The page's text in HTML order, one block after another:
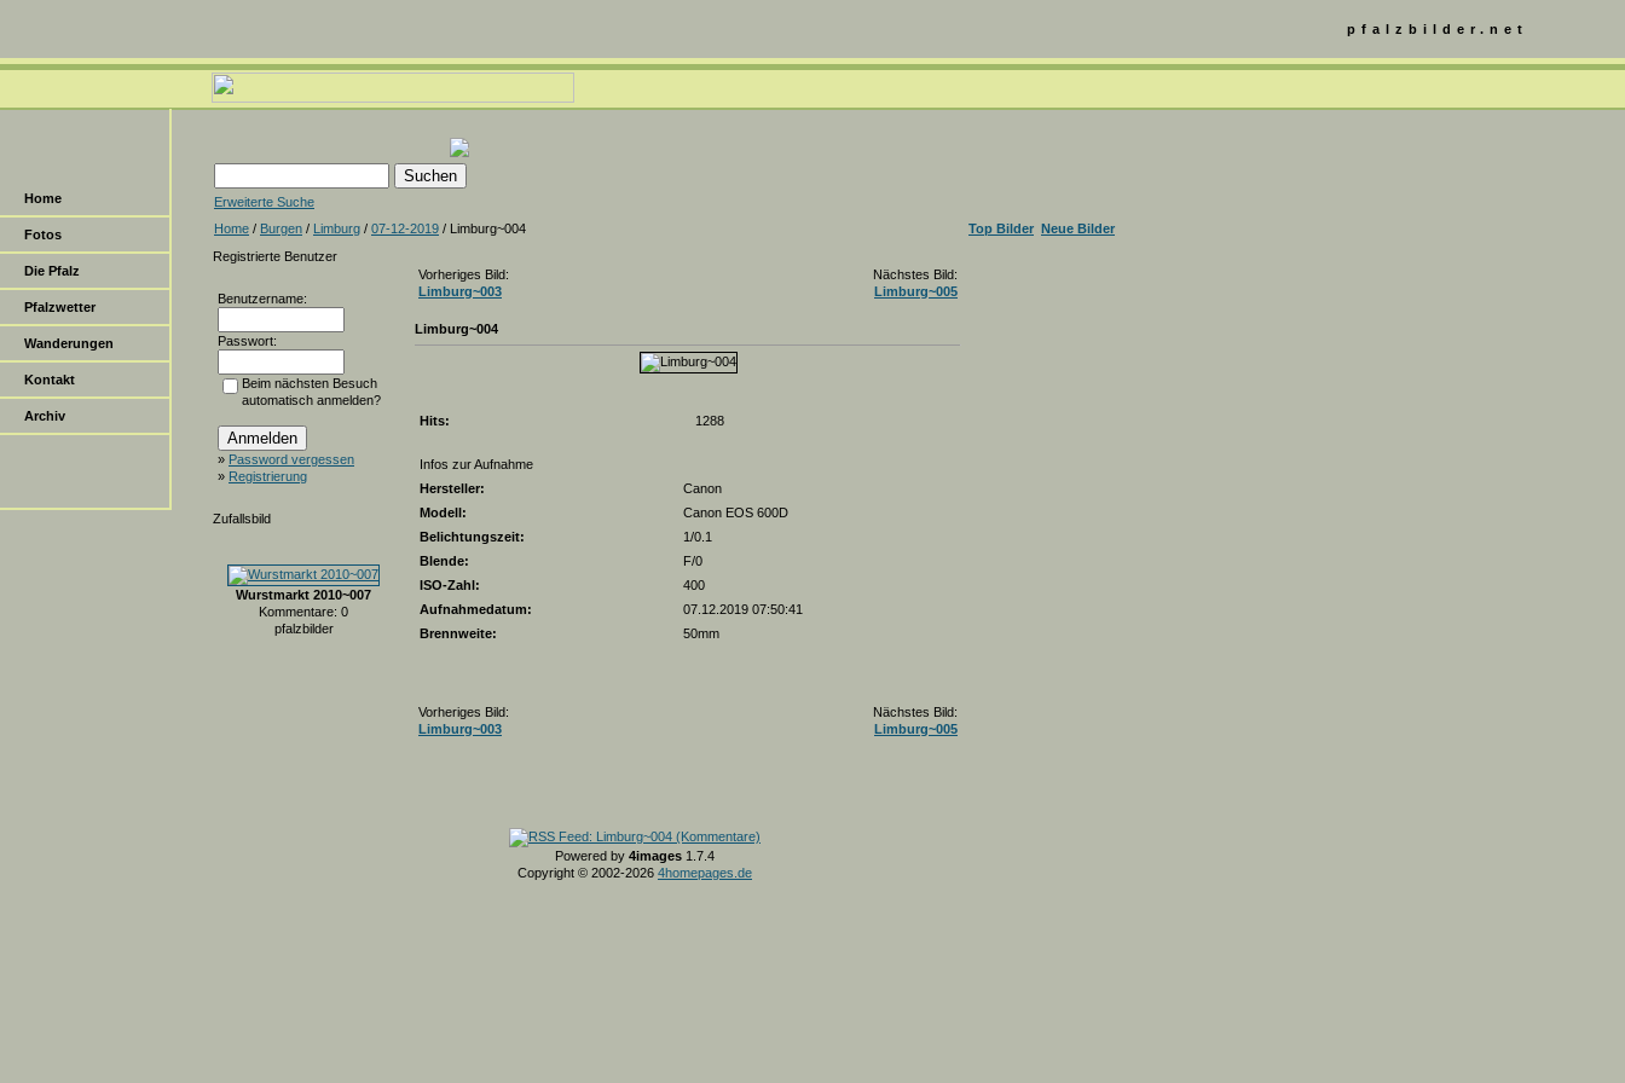
Home
Fotos
Die Pfalz
Pfalzwetter
Wanderungen
Kontakt
Archiv
pfalzbilder.net
Erweiterte Suche
Home / Burgen / Limburg / 07-12-2019 / Limburg~004 Top Bilder Neue Bilder
Registrierte Benutzer
Benutzername:
Passwort:
Beim nächsten Besuch
automatisch anmelden?
» Password vergessen
» Registrierung
Zufallsbild
Wurstmarkt 2010~007
Kommentare: 0
pfalzbilder
Vorheriges Bild:
Limburg~003
Nächstes Bild:
Limburg~005
Limburg~004
Hits: 1288
Infos zur Aufnahme
Hersteller:
Canon
Modell:
Canon EOS 600D
Belichtungszeit:
1/0.1
Blende:
F/0
ISO-Zahl:
400
Aufnahmedatum:
07.12.2019 07:50:41
Brennweite:
50mm
Vorheriges Bild:
Limburg~003
Nächstes Bild:
Limburg~005
Powered by 4images 1.7.4
Copyright © 2002-2026 4homepages.de